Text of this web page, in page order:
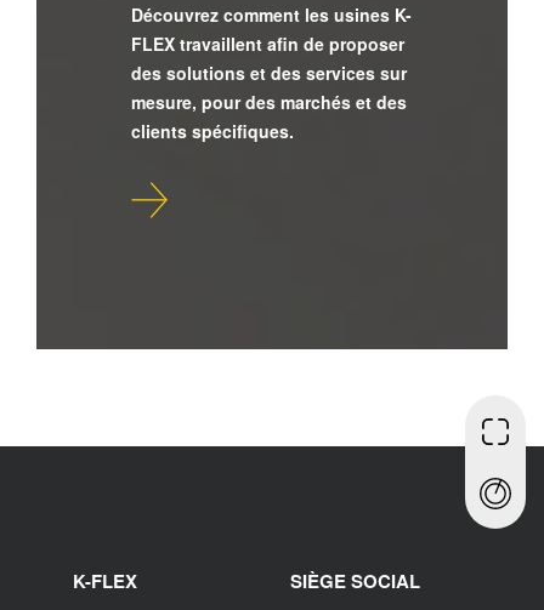
Découvrez comment les usines K-
FLEX travaillent afin de proposer
des solutions et des services sur
mesure, pour des marchés et des
clients spécifiques.
K-FLEX
SIÈGE SOCIAL